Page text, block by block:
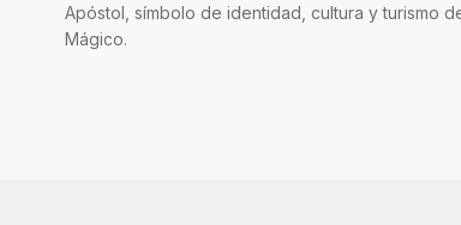
Apóstol, símbolo de identidad, cultura y turismo
Mágico.